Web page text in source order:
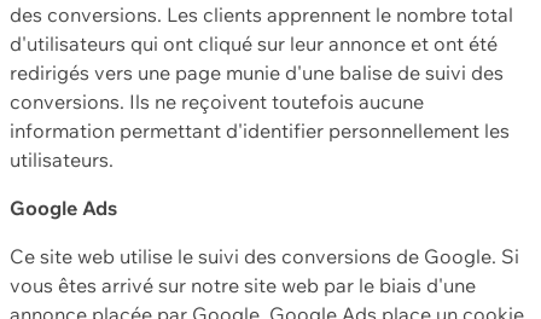
des conversions. Les clients apprennent le nombre total
d'utilisateurs qui ont cliqué sur leur annonce et ont été
redirigés vers une page munie d'une balise de suivi des
conversions. Ils ne reçoivent toutefois aucune
information permettant d'identifier personnellement les
utilisateurs.
Google Ads
Ce site web utilise le suivi des conversions de Google. Si
vous êtes arrivé sur notre site web par le biais d'une